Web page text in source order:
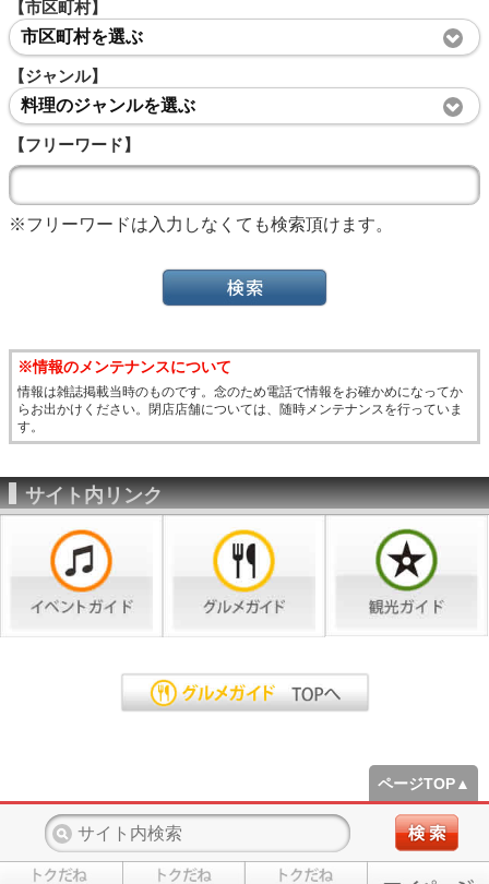
【市区町村】
市区町村を選ぶ
【ジャンル】
料理のジャンルを選ぶ
【フリーワード】
※フリーワードは入力しなくても検索頂けます。
※情報のメンテナンスについて
情報は雑誌掲載当時のものです。念のため電話で情報をお確かめになってか
らお出かけください。閉店店舗については、随時メンテナンスを行っていま
す。
サイト内リンク
ページTOP▲